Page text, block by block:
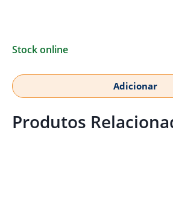
Stock online
Adicionar
Produtos